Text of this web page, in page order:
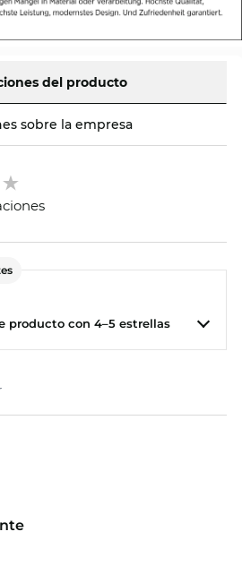
del producto
sobre la empresa
producto con 4–5 estrellas